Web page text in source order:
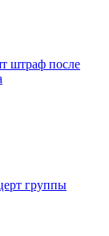
штраф после
группы